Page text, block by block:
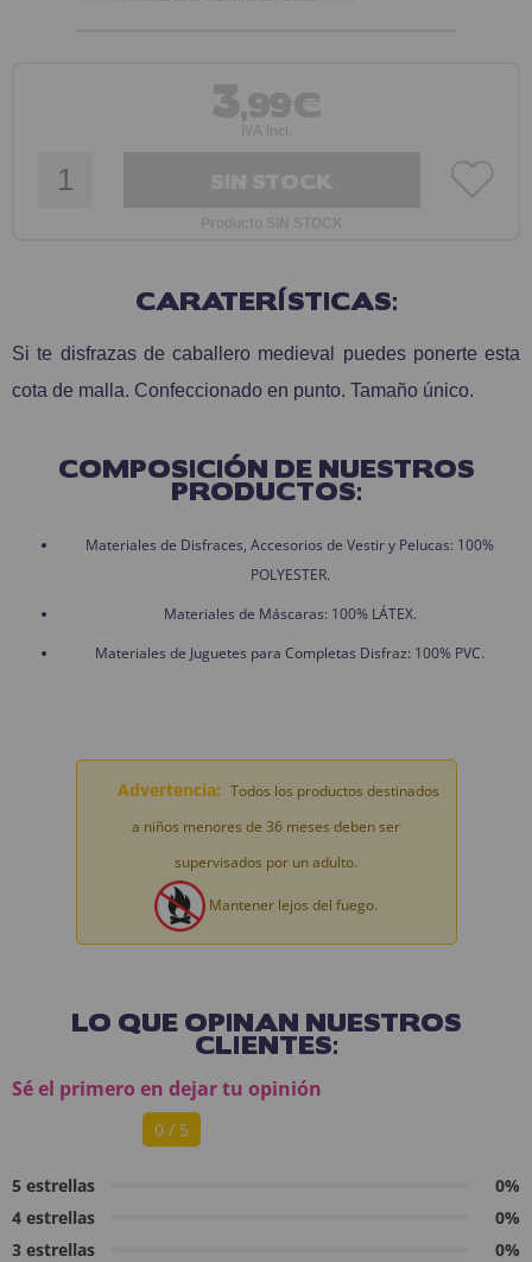
3,99€
IVA Incl.
CARATERÍSTICAS:
Si te disfrazas de caballero medieval puedes ponerte esta
cota de malla. Confeccionado en punto. Tamaño único.
COMPOSICIÓN DE NUESTROS
PRODUCTOS:
Materiales de Disfraces, Accesorios de Vestir y Pelucas: 100%
POLYESTER.
Materiales de Máscaras: 100% LÁTEX.
Materiales de Juguetes para Completas Disfraz: 100% PVC.
Advertencia: Todos los productos destinados
a niños menores de 36 meses deben ser
supervisados por un adulto.
Mantener lejos del fuego.
LO QUE OPINAN NUESTROS
CLIENTES:
Sé el primero en dejar tu opinión
0 / 5
5 estrellas
0%
4 estrellas
0%
3 estrellas
0%